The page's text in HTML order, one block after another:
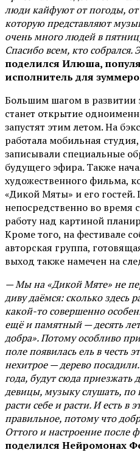
люди кайфуют от погоды,
которую представляют
очень много людей в
Спасибо всем, кто собрался.
поделился Илюша,
исполнитель для
Большим шагом в развитии
станет открытие
запустят этим летом. На
работала мобильная
записывали специальные
будущего эфира. Также
художественного фильма,
«Дикой Мяты» и его
непосредственно во время
работу над картиной
Кроме того, на фестивале
авторская группа,
выход также намечен на
— Мы на «Дикой Мяте» не
диву даёмся: сколько здесь
какой-то совершенно
ещё и памятный — десять
добра». Потому особливо
поле появилась ель в честь
нехитрое — дерево
года, будут сюда
девицы, музыку слушать, по
расти себе и расти. И есть в
правильное, потому что
Оттого и настроение после
поделился Нейромонах